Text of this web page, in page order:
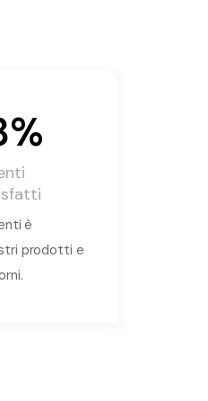
è
prodotti e